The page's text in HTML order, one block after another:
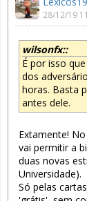
28/12/19
wilsonfx::
É por isso
dos
horas. Basta
antes dele.
Extamente!
vai permitir a
duas novas
Universidade).
Só pelas